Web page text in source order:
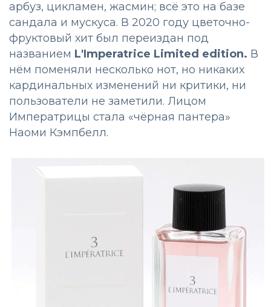
арбуз, цикламен, жасмин; всё это на базе
сандала и мускуса. В 2020 году цветочно-
фруктовый хит был переиздан под
названием L'Imperatrice Limited edition. В
нём поменяли несколько нот, но никаких
кардинальных изменений ни критики, ни
пользователи не заметили. Лицом
Императрицы стала «чёрная пантера»
Наоми Кэмпбелл.